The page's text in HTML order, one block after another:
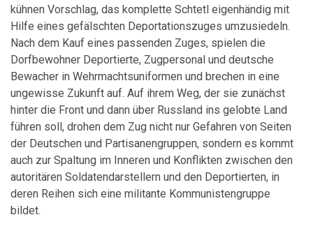
kühnen Vorschlag, das komplette Schtetl eigenhändig mit
Hilfe eines gefälschten Deportationszuges umzusiedeln.
Nach dem Kauf eines passenden Zuges, spielen die
Dorfbewohner Deportierte, Zugpersonal und deutsche
Bewacher in Wehrmachtsuniformen und brechen in eine
ungewisse Zukunft auf. Auf ihrem Weg, der sie zunächst
hinter die Front und dann über Russland ins gelobte Land
führen soll, drohen dem Zug nicht nur Gefahren von Seiten
der Deutschen und Partisanengruppen, sondern es kommt
auch zur Spaltung im Inneren und Konflikten zwischen den
autoritären Soldatendarstellern und den Deportierten, in
deren Reihen sich eine militante Kommunistengruppe
bildet.